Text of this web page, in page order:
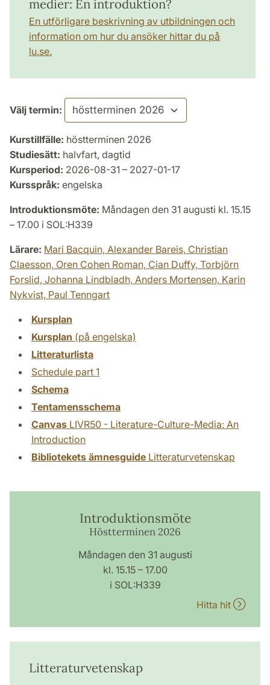
medier: En introduktion?
En utförligare beskrivning av utbildningen och
information om hur du ansöker hittar du på
lu.se.
Välj termin:
Kurstillfälle: höstterminen 2026
Studiesätt: halvfart, dagtid
Kursperiod: 2026-08-31 – 2027-01-17
Kursspråk: engelska
Introduktionsmöte: Måndagen den 31 augusti kl. 15.15
– 17.00 i SOL:H339
Lärare: Mari Bacquin, Alexander Bareis, Christian
Claesson, Oren Cohen Roman, Cian Duffy, Torbjörn
Forslid, Johanna Lindbladh, Anders Mortensen, Karin
Nykvist, Paul Tenngart
Kursplan
Kursplan (på engelska)
Litteraturlista
Schedule part 1
Schema
Tentamensschema
Canvas LIVR50 - Literature-Culture-Media: An
Introduction
Bibliotekets ämnesguide Litteraturvetenskap
Introduktionsmöte
Höstterminen 2026
Måndagen den 31 augusti
kl. 15.15 – 17.00
i SOL:H339
Hitta hit
Litteraturvetenskap